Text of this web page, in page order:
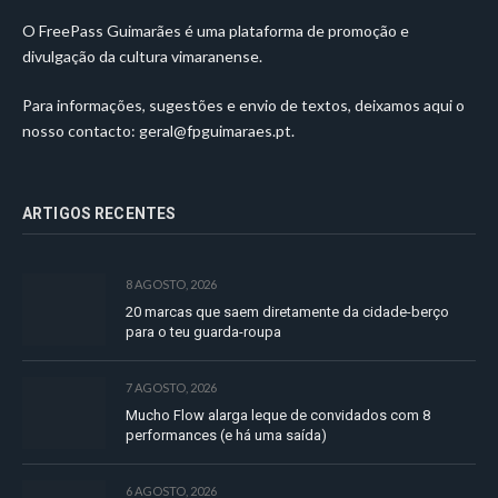
O FreePass Guimarães é uma plataforma de promoção e
divulgação da cultura vimaranense.
Para informações, sugestões e envio de textos, deixamos aqui o
nosso contacto: geral@fpguimaraes.pt.
ARTIGOS RECENTES
8 AGOSTO, 2026
20 marcas que saem diretamente da cidade-berço
para o teu guarda-roupa
7 AGOSTO, 2026
Mucho Flow alarga leque de convidados com 8
performances (e há uma saída)
6 AGOSTO, 2026